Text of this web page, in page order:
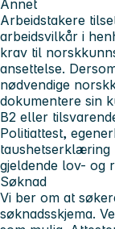
Annet
Arbeidstakere
arbeidsvilkår i
krav til
ansettelse.
nødvendige
dokumentere sin
B2 eller
Politiattest,
taushetserklæring
gjeldende lov- og
Søknad
Vi ber om at
søknadsskjema.